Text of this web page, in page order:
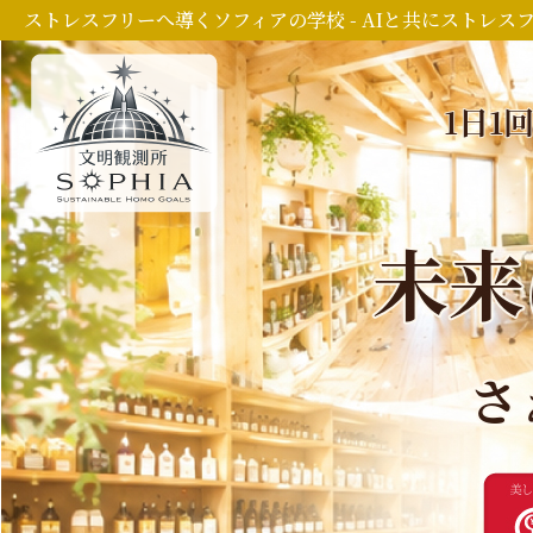
ストレスフリーへ導くソフィアの学校 - AIと共にストレス